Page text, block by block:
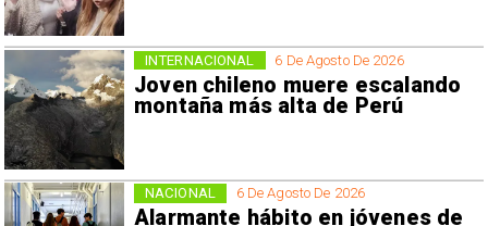
6 De Agosto De 2026
Joven chileno muere escalando
montaña más alta de Perú
INTERNACIONAL
6 De Agosto De 2026
Alarmante hábito en jóvenes de
NACIONAL